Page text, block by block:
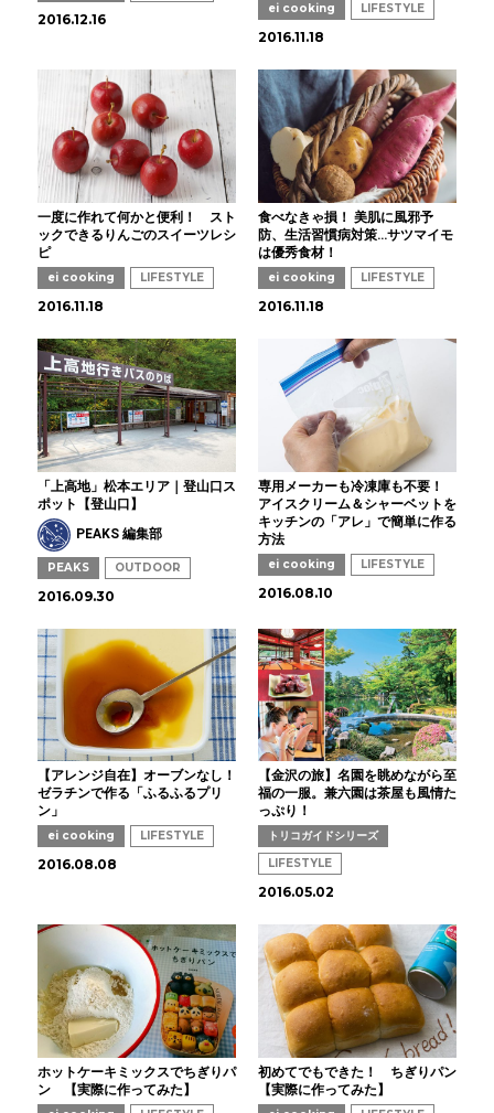
2016.12.16
ei cooking LIFESTYLE
2016.11.18
一度に作れて何かと便利！ スト
ックできるりんごのスイーツレシ
ピ
ei cooking LIFESTYLE
2016.11.18
食べなきゃ損！ 美肌に風邪予
防、生活習慣病対策…サツマイモ
は優秀食材！
ei cooking LIFESTYLE
2016.11.18
「上高地」松本エリア｜登山口ス
ポット【登山口】
PEAKS 編集部
PEAKS OUTDOOR
2016.09.30
専用メーカーも冷凍庫も不要！
アイスクリーム＆シャーベットを
キッチンの「アレ」で簡単に作る
方法
ei cooking LIFESTYLE
2016.08.10
【アレンジ自在】オーブンなし！
ゼラチンで作る「ふるふるプリ
ン」
ei cooking LIFESTYLE
2016.08.08
【金沢の旅】名園を眺めながら至
福の一服。兼六園は茶屋も風情た
っぷり！
トリコガイドシリーズ
LIFESTYLE
2016.05.02
ホットケーキミックスでちぎりパ
ン 【実際に作ってみた】
初めてでもできた！ ちぎりパン
【実際に作ってみた】